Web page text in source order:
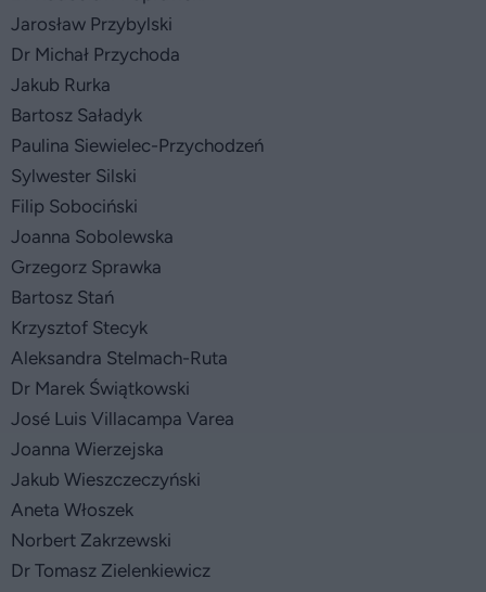
Jarosław Przybylski
Dr Michał Przychoda
Jakub Rurka
Bartosz Saładyk
Paulina Siewielec-Przychodzeń
Sylwester Silski
Filip Sobociński
Joanna Sobolewska
Grzegorz Sprawka
Bartosz Stań
Krzysztof Stecyk
Aleksandra Stelmach-Ruta
Dr Marek Świątkowski
José Luis Villacampa Varea
Joanna Wierzejska
Jakub Wieszczeczyński
Aneta Włoszek
Norbert Zakrzewski
Dr Tomasz Zielenkiewicz